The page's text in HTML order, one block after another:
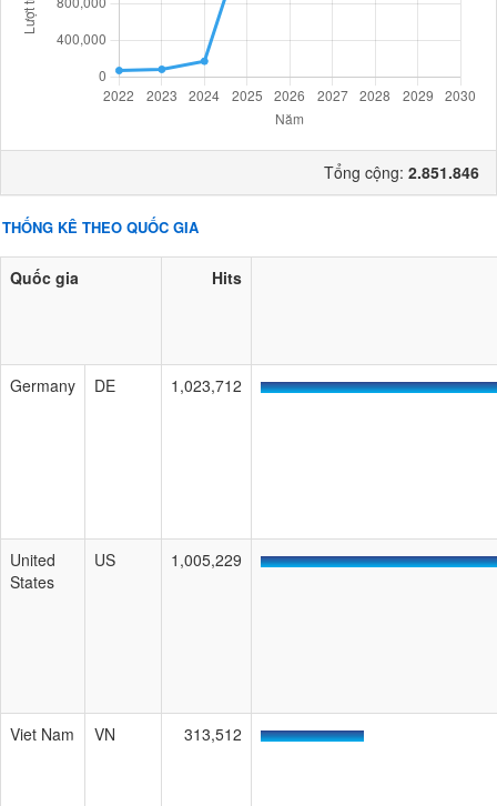
Tổng cộng: 2.851.846
THỐNG KÊ THEO QUỐC GIA
Quốc gia Hits
Germany DE 1,023,712
United
States
US 1,005,229
Viet Nam VN 313,512